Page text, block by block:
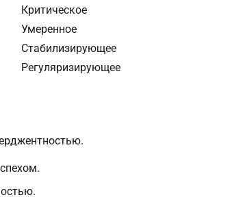
Критическое
Умеренное
Стабилизирующее
Регуляризирующее